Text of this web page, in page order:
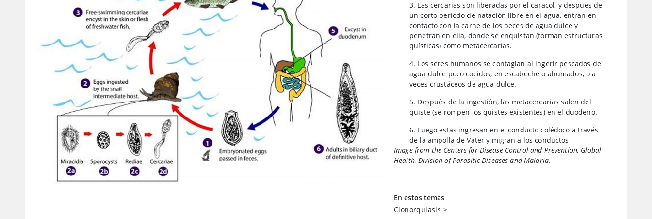
3. Las cercarias son liberadas por el caracol, y después de
un corto período de natación libre en el agua, entran en
contacto con la carne de los peces de agua dulce y
penetran en ella, donde se enquistan (forman estructuras
quísticas) como metacercarias.
4. Los seres humanos se contagian al ingerir pescados de
agua dulce poco cocidos, en escabeche o ahumados, o a
veces crustáceos de agua dulce.
5. Después de la ingestión, las metacercarias salen del
quiste (se rompen los quistes existentes) en el duodeno.
6. Luego estas ingresan en el conducto colédoco a través
de la ampolla de Vater y migran a los conductos
intrahepáticos más pequeños (o, en ocasiones, a la vesícula
biliar y los conductos pancreáticos), donde maduran y se
Image from the Centers for Disease Control and Prevention, Global
Health, Division of Parasitic Diseases and Malaria.
En estos temas
Clonorquiasis >